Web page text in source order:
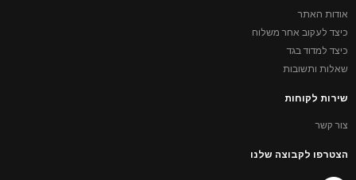
אודות האתר
כיצד לעקוב אחר משלוח
כיצד למדוד בגד
שאלות ותשובות
שירות לקוחות
צור קשר
הצטרפו לקבוצה שלנו